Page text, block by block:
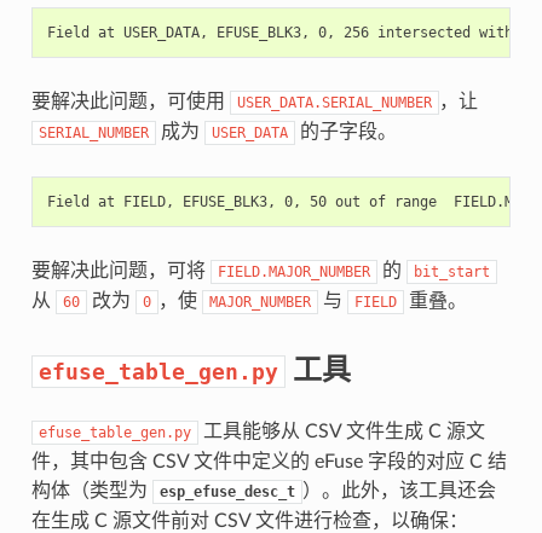
要解决此问题，可使用 USER_DATA.SERIAL_NUMBER ，让
SERIAL_NUMBER 成为 USER_DATA 的子字段。
要解决此问题，可将 FIELD.MAJOR_NUMBER 的 bit_start
从 60 改为 0 ，使 MAJOR_NUMBER 与 FIELD 重叠。
efuse_table_gen.py 工具
efuse_table_gen.py
工具能够从 CSV 文件生成 C 源文
件，其中包含 CSV 文件中定义的 eFuse 字段的对应 C 结
构体（类型为
esp_efuse_desc_t ）。此外，该工具还会
在生成 C 源文件前对 CSV 文件进行检查，以确保：